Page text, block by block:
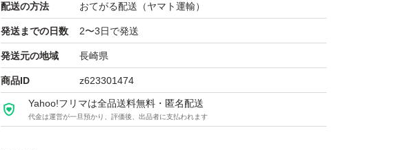
配送の方法 おてがる配送（ヤマト運輸）
発送までの日数 2〜3日で発送
発送元の地域 長崎県
商品ID z623301474
Yahoo!フリマは全品送料無料・匿名配送
代金は運営が一旦預かり、評価後、出品者に支払われます